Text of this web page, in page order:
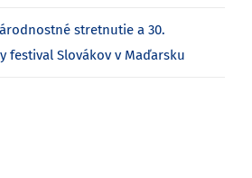
stretnutie a 30.
festival Slovákov v Maďarsku